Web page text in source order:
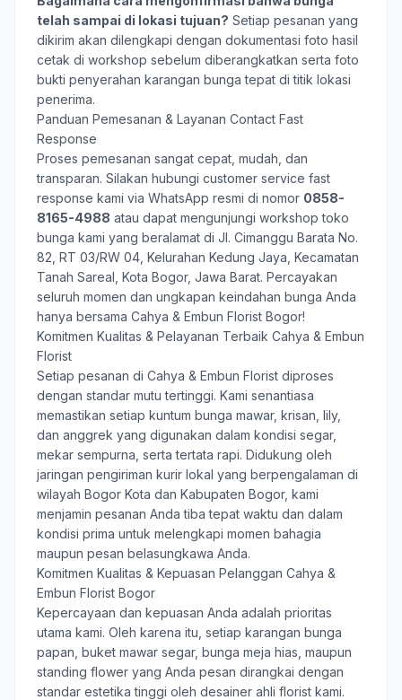
telah sampai di lokasi tujuan? Setiap pesanan yang
dikirim akan dilengkapi dengan dokumentasi foto hasil
cetak di workshop sebelum diberangkatkan serta foto
bukti penyerahan karangan bunga tepat di titik lokasi
penerima.
Panduan Pemesanan & Layanan Contact Fast
Response
Proses pemesanan sangat cepat, mudah, dan
transparan. Silakan hubungi customer service fast
response kami via WhatsApp resmi di nomor 0858-
8165-4988 atau dapat mengunjungi workshop toko
bunga kami yang beralamat di Jl. Cimanggu Barata No.
82, RT 03/RW 04, Kelurahan Kedung Jaya, Kecamatan
Tanah Sareal, Kota Bogor, Jawa Barat. Percayakan
seluruh momen dan ungkapan keindahan bunga Anda
hanya bersama Cahya & Embun Florist Bogor!
Komitmen Kualitas & Pelayanan Terbaik Cahya & Embun
Florist
Setiap pesanan di Cahya & Embun Florist diproses
dengan standar mutu tertinggi. Kami senantiasa
memastikan setiap kuntum bunga mawar, krisan, lily,
dan anggrek yang digunakan dalam kondisi segar,
mekar sempurna, serta tertata rapi. Didukung oleh
jaringan pengiriman kurir lokal yang berpengalaman di
wilayah Bogor Kota dan Kabupaten Bogor, kami
menjamin pesanan Anda tiba tepat waktu dan dalam
kondisi prima untuk melengkapi momen bahagia
maupun pesan belasungkawa Anda.
Komitmen Kualitas & Kepuasan Pelanggan Cahya &
Embun Florist Bogor
Kepercayaan dan kepuasan Anda adalah prioritas
utama kami. Oleh karena itu, setiap karangan bunga
papan, buket mawar segar, bunga meja hias, maupun
standing flower yang Anda pesan dirangkai dengan
standar estetika tinggi oleh desainer ahli florist kami.